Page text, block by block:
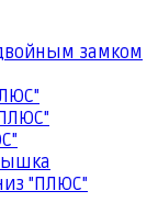
замком
"ПЛЮС"